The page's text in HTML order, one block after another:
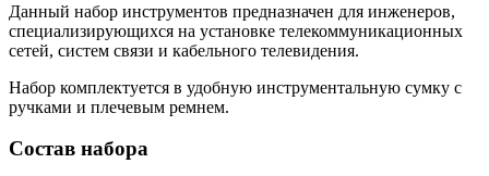
Данный набор инструментов предназначен для инженеров,
специализирующихся на установке телекоммуникационных
сетей, систем связи и кабельного телевидения.
Набор комплектуется в удобную инструментальную сумку с
ручками и плечевым ремнем.
Состав набора